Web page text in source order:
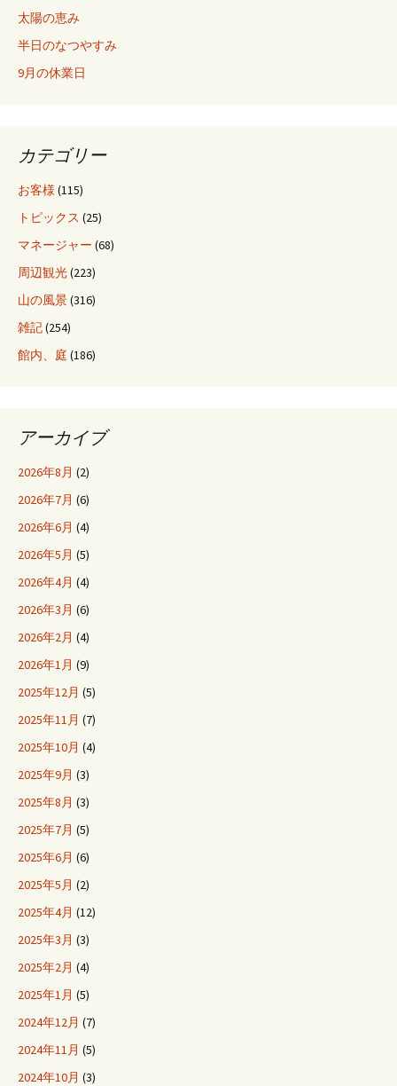
太陽の恵み
半日のなつやすみ
9月の休業日
カテゴリー
お客様 (115)
トピックス (25)
マネージャー (68)
周辺観光(223)
山の風景(316)
雑記(254)
館内、庭 (186)
アーカイブ
2026年8月 (2)
2026年7月 (6)
2026年6月 (4)
2026年5月 (5)
2026年4月 (4)
2026年3月 (6)
2026年2月 (4)
2026年1月 (9)
2025年12月 (5)
2025年11月 (7)
2025年10月 (4)
2025年9月 (3)
2025年8月 (3)
2025年7月 (5)
2025年6月 (6)
2025年5月 (2)
2025年4月 (12)
2025年3月 (3)
2025年2月 (4)
2025年1月 (5)
2024年12月 (7)
2024年11月 (5)
2024年10月 (3)